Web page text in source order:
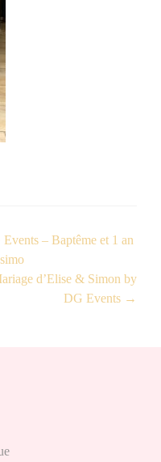
– Baptême et 1 an
d’Elise & Simon by
DG Events →